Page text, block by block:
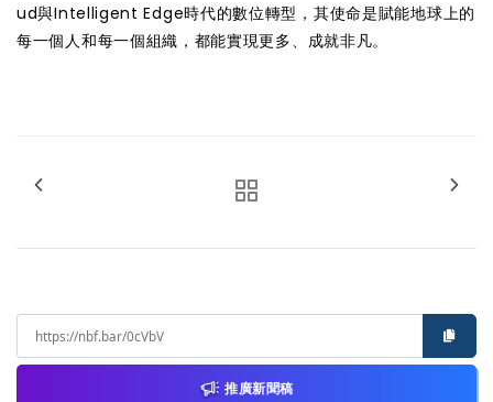
ud與Intelligent Edge時代的數位轉型，其使命是賦能地球上的
每一個人和每一個組織，都能實現更多、成就非凡。
推廣新聞稿